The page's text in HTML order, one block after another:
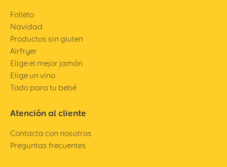
Folleto
Navidad
Productos sin gluten
Airfryer
Elige el mejor jamón
Elige un vino
Todo para tu bebé
Atención al cliente
Contacta con nosotros
Preguntas frecuentes